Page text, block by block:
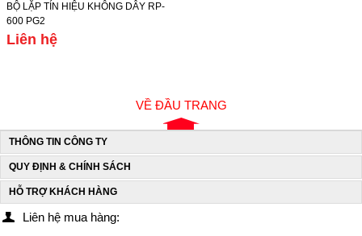
BỘ LẶP TÍN HIỆU KHÔNG DÂY RP-
600 PG2
Liên hệ
VỀ ĐẦU TRANG
THÔNG TIN CÔNG TY
QUY ĐỊNH & CHÍNH SÁCH
HỖ TRỢ KHÁCH HÀNG
Liên hệ mua hàng: